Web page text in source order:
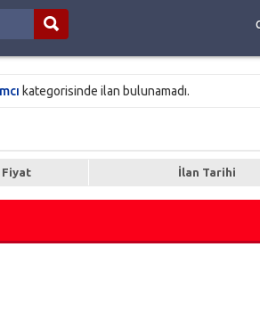
kategorisinde ilan bulunamadı.
Fiyat İlan Tarihi